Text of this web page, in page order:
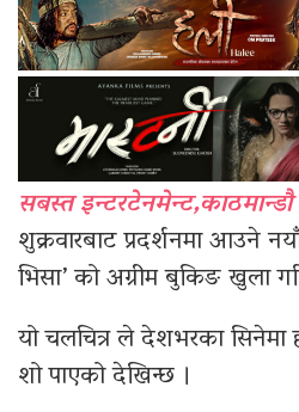
सबस्त
शुक्रवारबाट प्रदर्शनमा आउने
भिसा’ को अग्रीम बुकिङ खुला
यो चलचित्र ले देशभरका सिनेमा
शो पाएको देखिन्छ ।